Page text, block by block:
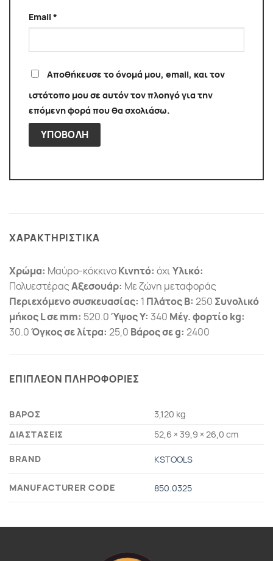
Email*
Αποθήκευσε το όνομά μου, email, και τον
ιστότοπο μου σε αυτόν τον πλοηγό για την
επόμενη φορά που θα σχολιάσω.
ΧΑΡΑΚΤΗΡΙΣΤΙΚΑ
Χρώμα: Μαύρο-κόκκινοΚινητό: όχιΥλικό:
ΠολυεστέραςΑξεσουάρ: Με ζώνη μεταφοράς
Περιεχόμενο συσκευασίας: 1 Πλάτος Β: 250 Συνολικό
μήκος L σε mm: 520.0Ύψος Υ: 340 Μέγ. φορτίο kg:
30.0Όγκος σε λίτρα: 25,0 Βάρος σε g: 2400
ΕΠΙΠΛΕΟΝ ΠΛΗΡΟΦΟΡΙΕΣ
ΒΑΡΟΣ
3,120 kg
ΔΙΑΣΤΑΣΕΙΣ
52,6 × 39,9 × 26,0 cm
BRAND KSTOOLS
MANUFACTURER CODE 850.0325